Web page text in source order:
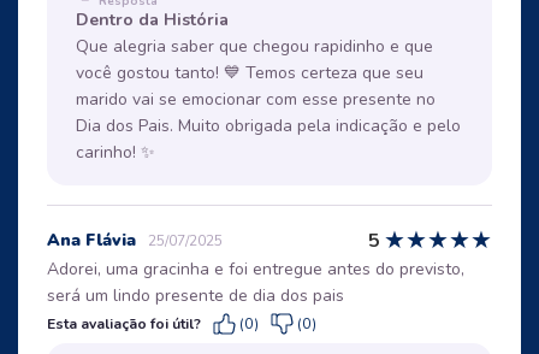
Dentro da História
Que alegria saber que chegou rapidinho e que
você gostou tanto! 💙 Temos certeza que seu
marido vai se emocionar com esse presente no
Dia dos Pais. Muito obrigada pela indicação e pelo
carinho! ✨
Ana Flávia 25/07/2025 5 ★★★★★
Adorei, uma gracinha e foi entregue antes do previsto,
será um lindo presente de dia dos pais
Esta avaliação foi útil? (0) (0)